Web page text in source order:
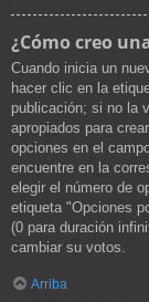
¿Cómo creo
Cuando inicia un
hacer clic en la
publicación; si no la
apropiados para
opciones en el
encuentre en la
elegir el número de
etiqueta "Opciones
(0 para duración
cambiar su votos.
Arriba